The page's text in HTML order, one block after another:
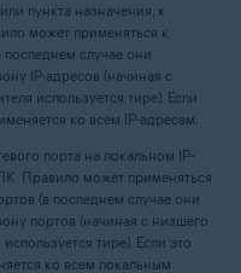
пункта назначения, к
может применяться к
случае они
IP-адресов (начиная с
используется тире). Если
ко всем IP-адресам.
порта на локальном IP-
Правило может применяться
(в последнем случае они
портов (начиная с низшего
тире). Если это
ко всем локальным